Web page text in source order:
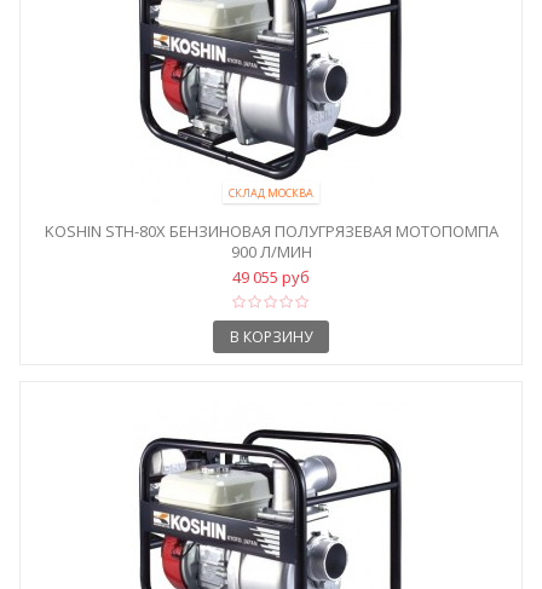
СКЛАД МОСКВА
KOSHIN STH-80X БЕНЗИНОВАЯ ПОЛУГРЯЗЕВАЯ МОТОПОМПА
900 Л/МИН
49 055 руб
В КОРЗИНУ